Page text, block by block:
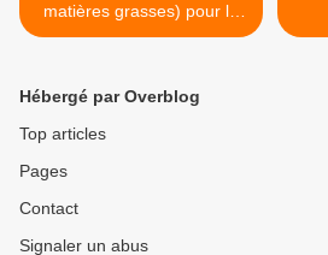
matières grasses) pour la
battle food #12
Hébergé par Overblog
Top articles
Pages
Contact
Signaler un abus